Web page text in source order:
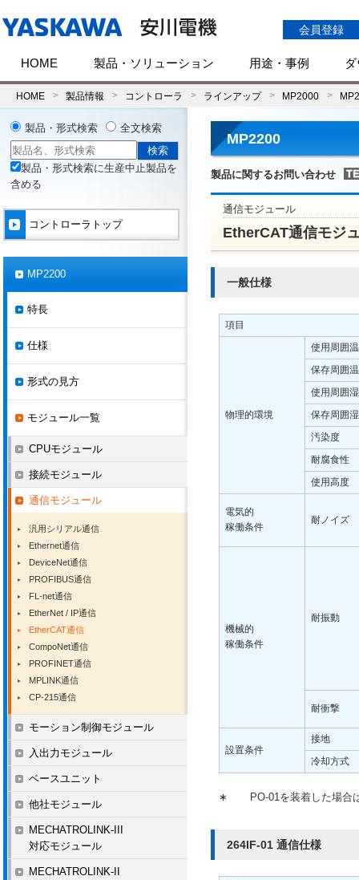
会員登録
HOME 製品・ソリューション 用途・事例
HOME 製品情報 コントローラ ラインアップ MP2000
MP2200
製品に関するお問い合わせ
通信モジュール
EtherCAT通信モジ
一般仕様
項目
物理的環境
使用周囲
保存周囲
使用周囲
保存周囲
汚染度
耐腐食性
使用高度
電気的
稼働条件
耐ノイズ
機械的
稼働条件
耐振動
耐衝撃
設置条件
接地
冷却方式
∗ PO-01を装着した場
264IF-01 通信仕様
製品・形式検索 全文検索
製品・形式検索に生産中止製品を
含める
コントローラトップ
MP2200
特長
仕様
形式の見方
モジュール一覧
CPUモジュール
接続モジュール
通信モジュール
汎用シリアル通信
Ethernet通信
DeviceNet通信
PROFIBUS通信
FL-net通信
EtherNet / IP通信
EtherCAT通信
CompoNet通信
PROFINET通信
MPLINK通信
CP-215通信
モーション制御モジュール
入出力モジュール
ベースユニット
他社モジュール
MECHATROLINK-III
対応モジュール
MECHATROLINK-II